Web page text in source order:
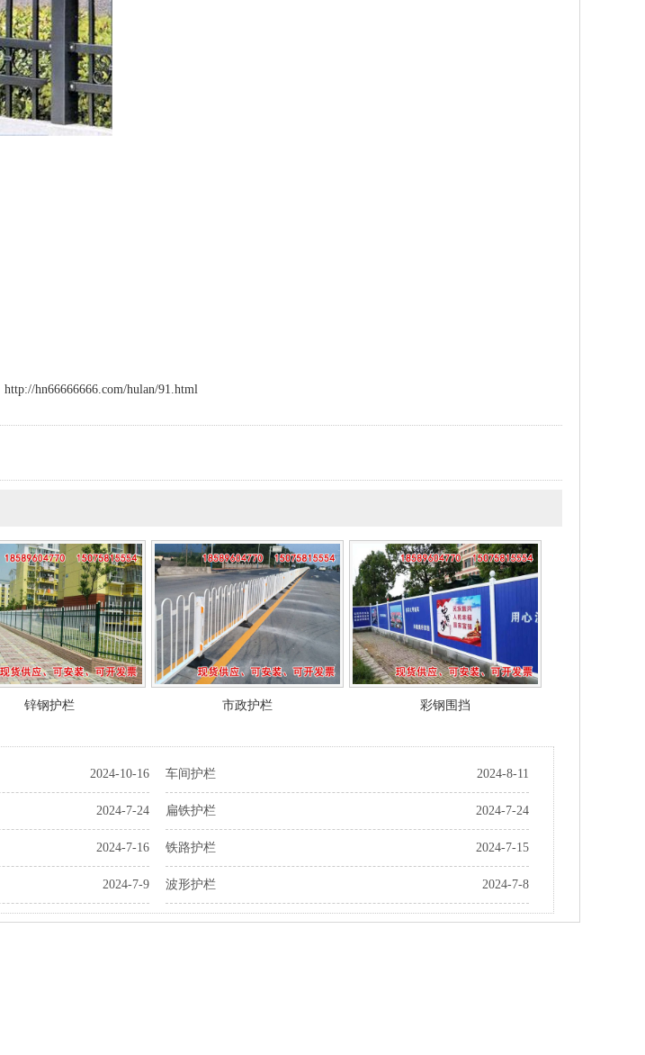
http://hn66666666.com/hulan/91.html
锌钢护栏 市政护栏
彩钢围挡
2024-10-16 2024-8-11
车间护栏
2024-7-24 2024-7-24
扁铁护栏
2024-7-16 2024-7-15
铁路护栏
2024-7-9 2024-7-8
波形护栏